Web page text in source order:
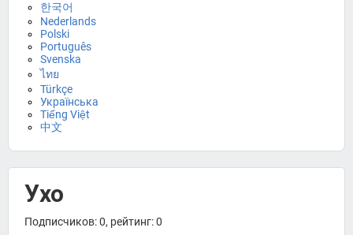
한국어
Nederlands
Polski
Português
Svenska
ไทย
Türkçe
Українська
Tiếng Việt
中文
Ухо
Подписчиков: 0, рейтинг: 0